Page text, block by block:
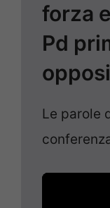
forza
Pd
Le parole